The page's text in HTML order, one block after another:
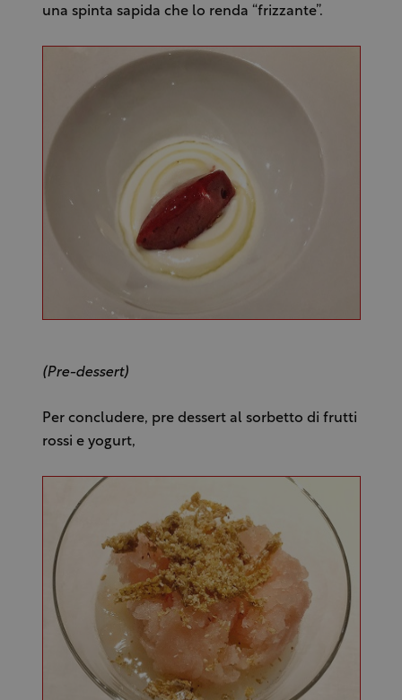
una spinta sapida che lo renda “frizzante”.
(Pre-dessert)
Per concludere, pre dessert al sorbetto di frutti
rossi e yogurt,